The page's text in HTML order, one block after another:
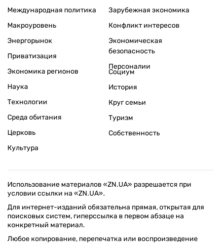
Международная политика
Макроуровень
Энергорынок
Приватизация
Экономика регионов
Зарубежная экономика
Конфликт интересов
Экономическая
безопасность
Персоналии
Наука
Технологии
Среда обитания
Церковь
Культура
Социум
История
Круг семьи
Туризм
Собственность
Использование материалов «ZN.UA» разрешается при
условии ссылки на «ZN.UA».
Для интернет-изданий обязательна прямая, открытая для
поисковых систем, гиперссылка в первом абзаце на
конкретный материал.
Любое копирование, перепечатка или воспроизведение